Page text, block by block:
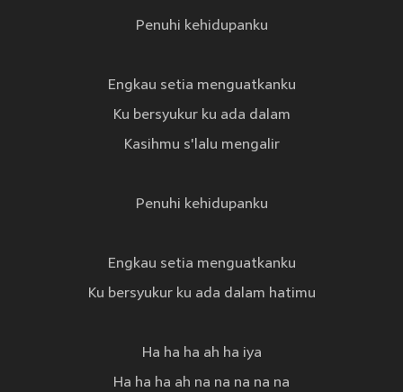
Penuhi kehidupanku
Engkau setia menguatkanku
Ku bersyukur ku ada dalam
Kasihmu s'lalu mengalir
Penuhi kehidupanku
Engkau setia menguatkanku
Ku bersyukur ku ada dalam hatimu
Ha ha ha ah ha iya
Ha ha ha ah na na na na na